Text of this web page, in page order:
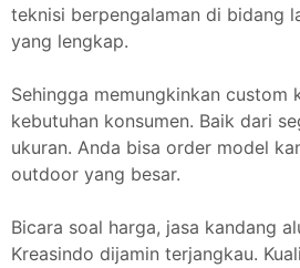
teknisi berpengalaman di bidang
yang lengkap.
Sehingga memungkinkan custom
kebutuhan konsumen. Baik dari
ukuran. Anda bisa order model
outdoor yang besar.
Bicara soal harga, jasa kandang
Kreasindo dijamin terjangkau.